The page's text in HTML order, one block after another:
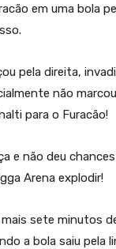
em uma bola
pela direita,
não
para o Furacão!
e não deu
Arena explodir!
sete minutos
a bola saiu pela